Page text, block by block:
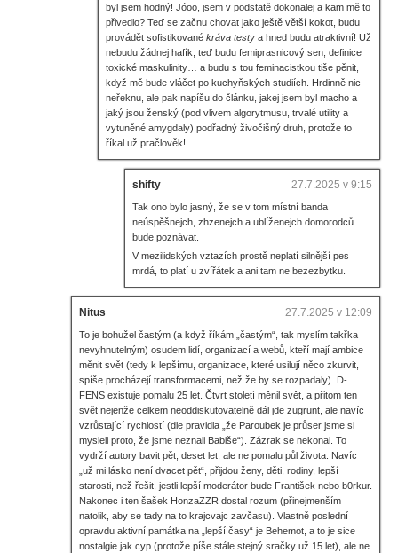
byl jsem hodný! Jóoo, jsem v podstatě dokonalej a kam mě to
přivedlo? Teď se začnu chovat jako ještě větší kokot, budu
provádět sofistikované kráva testy a hned budu atraktivní! Už
nebudu žádnej hafík, teď budu femiprasnicový sen, definice
toxické maskulinity… a budu s tou feminacistkou tiše pěnit,
když mě bude vláčet po kuchyňských studiích. Hrdinně nic
neřeknu, ale pak napíšu do článku, jakej jsem byl macho a
jaký jsou ženský (pod vlivem algorytmusu, trvalé utility a
vytuněné amygdaly) podřadný živočišný druh, protože to
říkal už pračlověk!
shifty 27.7.2025 v 9:15
Tak ono bylo jasný, že se v tom místní banda
neúspěšnejch, zhzenejch a ublíženejch domorodců
bude poznávat.
V mezilidských vztazích prostě neplatí silnější pes
mrdá, to platí u zvířátek a ani tam ne bezezbytku.
Nitus 27.7.2025 v 12:09
To je bohužel častým (a když říkám „častým“, tak myslím takřka
nevyhnutelným) osudem lidí, organizací a webů, kteří mají ambice
měnit svět (tedy k lepšímu, organizace, které usilují něco zkurvit,
spíše procházejí transformacemi, než že by se rozpadaly). D-
FENS existuje pomalu 25 let. Čtvrt století měnil svět, a přitom ten
svět nejenže celkem neoddiskutovatelně dál jde zugrunt, ale navíc
vzrůstající rychlostí (dle pravidla „že Paroubek je průser jsme si
mysleli proto, že jsme neznali Babiše“). Zázrak se nekonal. To
vydrží autory bavit pět, deset let, ale ne pomalu půl života. Navíc
„už mi lásko není dvacet pět“, přijdou ženy, děti, rodiny, lepší
starosti, než řešit, jestli lepší moderátor bude František nebo b0rkur.
Nakonec i ten šašek HonzaZZR dostal rozum (přinejmenším
natolik, aby se tady na to krajcvajc zavčasu). Vlastně poslední
opravdu aktivní památka na „lepší časy“ je Behemot, a to je sice
nostalgie jak cyp (protože píše stále stejný sračky už 15 let), ale ne